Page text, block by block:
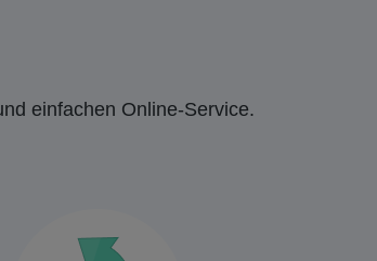
einfachen Online-Service.